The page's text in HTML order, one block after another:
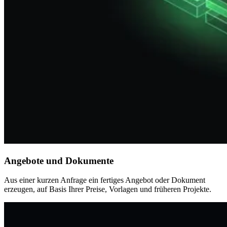
Angebote und Dokumente
Aus einer kurzen Anfrage ein fertiges Angebot oder Dokument
erzeugen, auf Basis Ihrer Preise, Vorlagen und früheren Projekte.